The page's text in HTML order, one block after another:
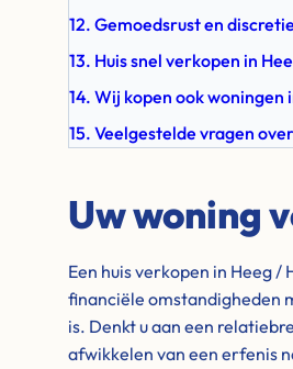
12. Gemoedsrust en
13. Huis snel verkopen in
14. Wij kopen ook
15. Veelgestelde vragen
Uw woning
Een huis verkopen in Heeg
financiële omstandigheden
is. Denkt u aan een
afwikkelen van een erfenis